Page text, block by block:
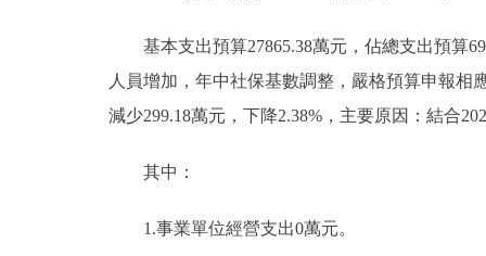
基本支出預算27865.38萬元，佔總支出預算
人員增加，年中社保基數調整，嚴格預算申報相
減少299.18萬元，下降2.38%，主要原因：結合
其中：
1.事業單位經營支出0萬元。